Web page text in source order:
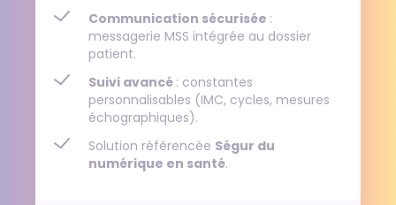
Communication sécurisée :
messagerie MSS intégrée au dossier
patient.
Suivi avancé : constantes
personnalisables (IMC, cycles, mesures
échographiques).
Solution référencée Ségur du
numérique en santé.